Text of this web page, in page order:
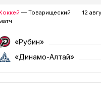
— Товарищеский
12
«Рубин»
«Динамо-Алтай»